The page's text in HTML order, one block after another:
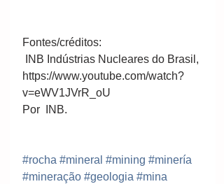
Fontes/créditos:
INB Indústrias Nucleares do Brasil,
https://www.youtube.com/watch?
v=eWV1JVrR_oU
Por  INB.
#rocha #mineral #mining #minería
#mineração #geologia #mina